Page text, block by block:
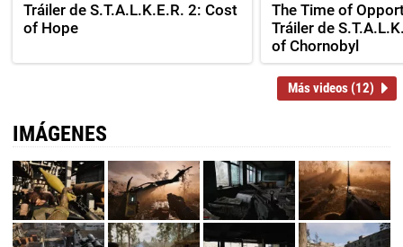
Tráiler de S.T.A.L.K.E.R. 2: Cost
of Hope
The Time of
Tráiler de
of Chornobyl
Más videos (12)
IMÁGENES